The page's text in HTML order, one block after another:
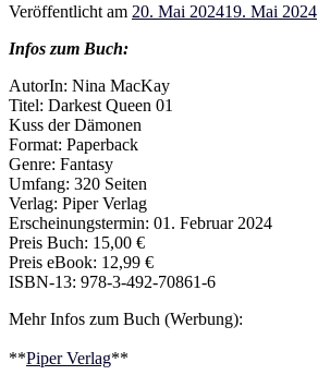
Veröffentlicht am 20. Mai 202419. Mai 2024
Infos zum Buch:
AutorIn: Nina MacKay
Titel: Darkest Queen 01
Kuss der Dämonen
Format: Paperback
Genre: Fantasy
Umfang: 320 Seiten
Verlag: Piper Verlag
Erscheinungstermin: 01. Februar 2024
Preis Buch: 15,00 €
Preis eBook: 12,99 €
ISBN-13: 978-3-492-70861-6
Mehr Infos zum Buch (Werbung):
**Piper Verlag**